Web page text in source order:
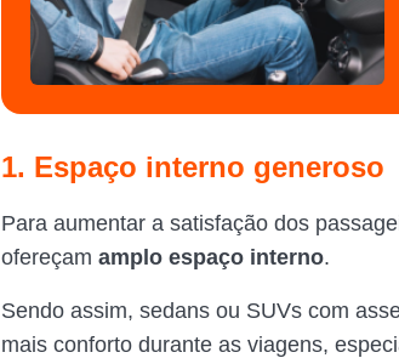
1. Espaço interno generoso
Para aumentar a satisfação dos
ofereçam amplo espaço interno.
Sendo assim, sedans ou SUVs com
mais conforto durante as viagens,